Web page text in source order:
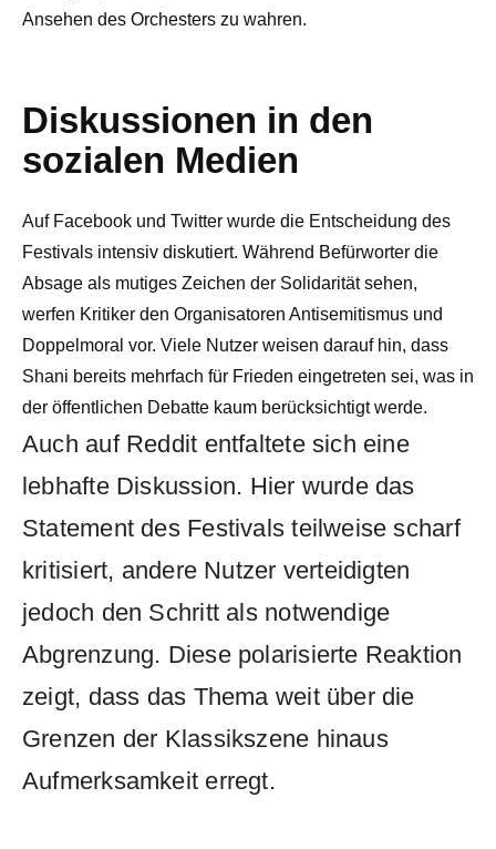
Ansehen des Orchesters zu wahren.
Diskussionen in den
sozialen Medien
Auf Facebook und Twitter wurde die Entscheidung des
Festivals intensiv diskutiert. Während Befürworter die
Absage als mutiges Zeichen der Solidarität sehen,
werfen Kritiker den Organisatoren Antisemitismus und
Doppelmoral vor. Viele Nutzer weisen darauf hin, dass
Shani bereits mehrfach für Frieden eingetreten sei, was in
der öffentlichen Debatte kaum berücksichtigt werde.
Auch auf Reddit entfaltete sich eine
lebhafte Diskussion. Hier wurde das
Statement des Festivals teilweise scharf
kritisiert, andere Nutzer verteidigten
jedoch den Schritt als notwendige
Abgrenzung. Diese polarisierte Reaktion
zeigt, dass das Thema weit über die
Grenzen der Klassikszene hinaus
Aufmerksamkeit erregt.